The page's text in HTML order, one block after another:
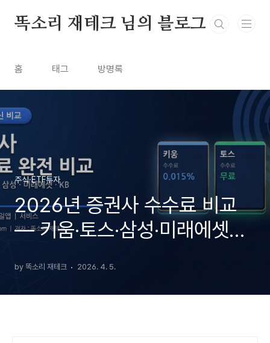
똑소리 재테크 님의 블로그
홈 태그 방명록
주식·ETF투자
2026년 증권사 수수료 비교
— 키움·토스·삼성·미래에셋
by 똑소리 재테크 2026. 4. 5.